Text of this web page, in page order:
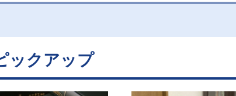
ックアップ